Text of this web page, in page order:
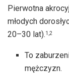
Pierwotna
młodych
20–30 lat).1,2
To
mężczyzn.